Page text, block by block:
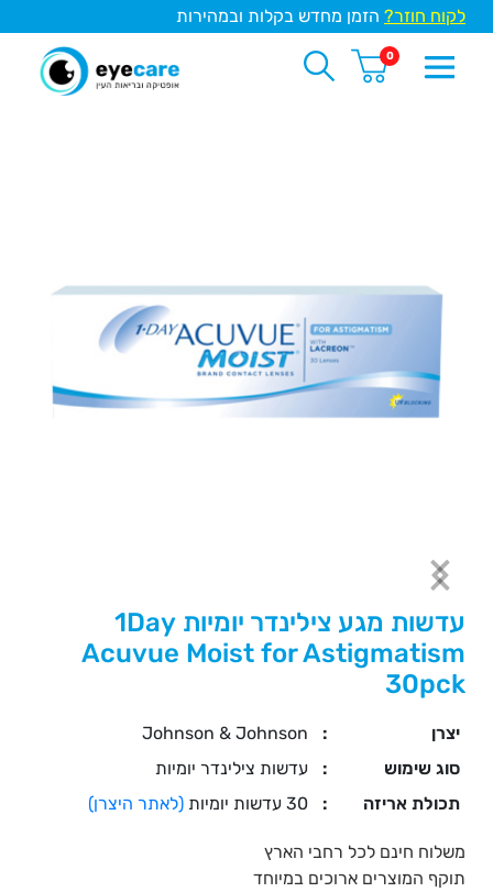
לקוח חוזר? הזמן מחדש בקלות ובמהירות
0
עדשות מגע צילינדר יומיות 1Day
Acuvue Moist for Astigmatism
30pck
יצרן :
Johnson & Johnson
סוג שימוש
:
עדשות צילינדר יומיות
תכולת אריזה
: 30 עדשות יומיות (לאתר היצרן)
משלוח חינם לכל רחבי הארץ
תוקף המוצרים ארוכים במיוחד